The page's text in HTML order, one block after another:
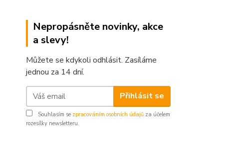
Nepropásněte novinky, akce
a slevy!
Můžete se kdykoli odhlásit. Zasíláme
jednou za 14 dní.
Přihlásit se
Souhlasím se zpracováním osobních údajů za účelem
rozesílky newsletteru.